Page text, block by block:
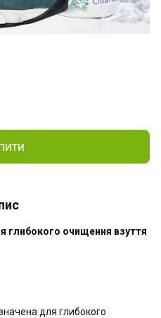
глибокого очищення взуття
для глибокого